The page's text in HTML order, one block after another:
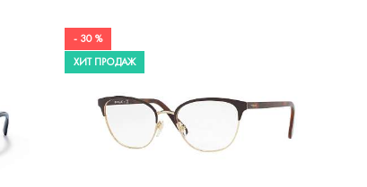
- 30 %
ХИТ ПРОДАЖ